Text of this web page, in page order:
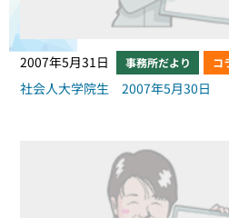
2007年5月31日 事務所だより コ
社会人大学院生 2007年5月30日